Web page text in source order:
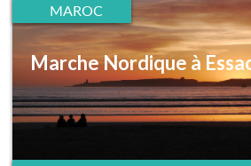
MAROC
Marche Nordique à